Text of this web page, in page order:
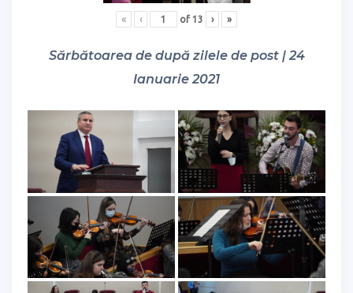
« ‹ of 13 › »
Sărbătoarea de după zilele de post | 24
Ianuarie 2021